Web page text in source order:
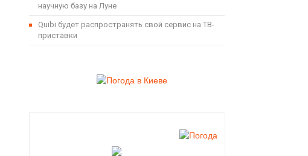
научную базу на Луне
Quibi будет распространять свой сервис на ТВ-
приставки